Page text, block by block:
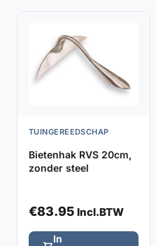
TUINGEREEDSCHAP
Bietenhak RVS 20cm,
zonder steel
€83.95 Incl.BTW
In